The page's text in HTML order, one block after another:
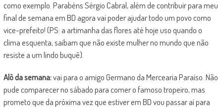
como exemplo. Parabéns Sérgio Cabral, além de contribuir para meu
final de semana em BD agora vai poder ajudar todo um povo como
vice-prefeito! (PS: a artimanha das flores até hoje uso quando o
clima esquenta, saibam que não existe mulher no mundo que não
resiste a um lindo buquê).
Alô da semana:vai para o amigo Germano da Mercearia Paraíso. Não
pude comparecer no sábado para comer o famoso tropeiro, mas
prometo que da próxima vez que estiver em BD vou passar aí para